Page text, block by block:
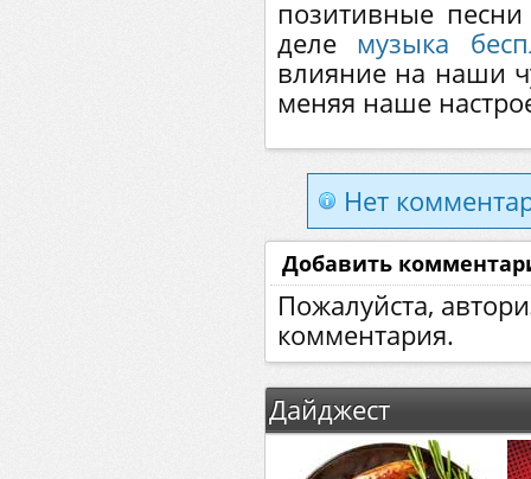
позитивные
деле музыка
влияние на наши
меняя наше
Нет
Добавить
Пожалуйста,
комментария.
Дайджест